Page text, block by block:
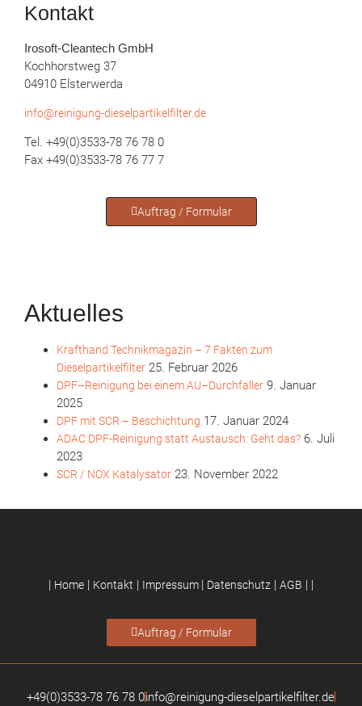
mit denen zu tun, arbeite nur direkt daneben! 😁
Kontakt
Irosoft-Cleantech GmbH
Kochhorstweg 37
04910 Elsterwerda
info@reinigung-dieselpartikelfilter.de
Tel. +49(0)3533-78 76 78 0
Fax +49(0)3533-78 76 77 7
Auftrag / Formular
Aktuelles
Krafthand Technikmagazin – 7 Fakten zum
Dieselpartikelfilter 25. Februar 2026
DPF–Reinigung bei einem AU–Durchfaller 9. Januar
2025
DPF mit SCR – Beschichtung 17. Januar 2024
ADAC DPF-Reinigung statt Austausch: Geht das? 6. Juli
2023
SCR / NOX Katalysator 23. November 2022
| Home | Kontakt | Impressum | Datenschutz | AGB | |
Auftrag / Formular
+49(0)3533-78 76 78 0info@reinigung-dieselpartikelfilter.de